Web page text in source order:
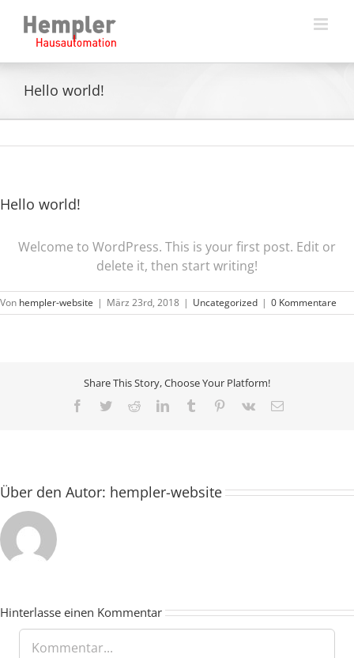
springen
Hello world!
Hello world!
Welcome to WordPress. This is your first post. Edit or
delete it, then start writing!
Von hempler-website | März 23rd, 2018 | Uncategorized | 0 Kommentare
Share This Story, Choose Your Platform!
Facebook
TwitterRedditLinkedInTumblr Pinterest
Vk
E-
Über den Autor: hempler-website
Hinterlasse einen Kommentar
Kommentar